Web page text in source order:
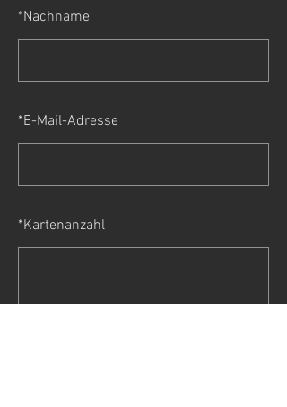
*Nachname
*E-Mail-Adresse
*Kartenanzahl